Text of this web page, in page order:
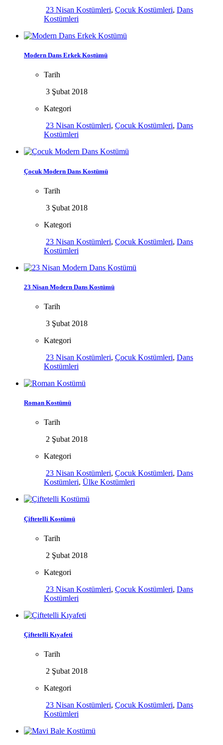
23 Nisan Kostümleri, Çocuk Kostümleri, Dans
Kostümleri
Modern Dans Erkek Kostümü
Tarih
3 Şubat 2018
Kategori
23 Nisan Kostümleri, Çocuk Kostümleri, Dans
Kostümleri
Çocuk Modern Dans Kostümü
Tarih
3 Şubat 2018
Kategori
23 Nisan Kostümleri, Çocuk Kostümleri, Dans
Kostümleri
23 Nisan Modern Dans Kostümü
Tarih
3 Şubat 2018
Kategori
23 Nisan Kostümleri, Çocuk Kostümleri, Dans
Kostümleri
Roman Kostümü
Tarih
2 Şubat 2018
Kategori
23 Nisan Kostümleri, Çocuk Kostümleri, Dans
Kostümleri, Ülke Kostümleri
Çiftetelli Kostümü
Tarih
2 Şubat 2018
Kategori
23 Nisan Kostümleri, Çocuk Kostümleri, Dans
Kostümleri
Çiftetelli Kıyafeti
Tarih
2 Şubat 2018
Kategori
23 Nisan Kostümleri, Çocuk Kostümleri, Dans
Kostümleri